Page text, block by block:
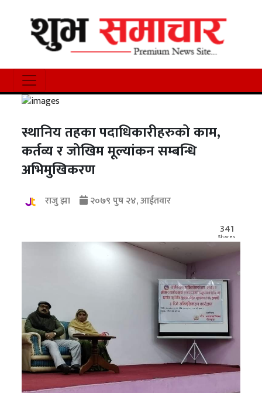
स्थानिय तहका पदाधिकारीहरुको काम,
कर्तव्य र जोखिम मूल्यांकन सम्बन्धि
अभिमुखिकरण
राजु झा
२०७९ पुष २४, आईतवार
341
Shares